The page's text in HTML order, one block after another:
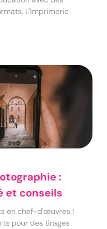
L'Imprimerie
:
et conseils
en chef-d'œuvres !
pour des tirages